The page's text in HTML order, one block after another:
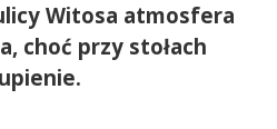
Witosa atmosfera
choć przy stołach